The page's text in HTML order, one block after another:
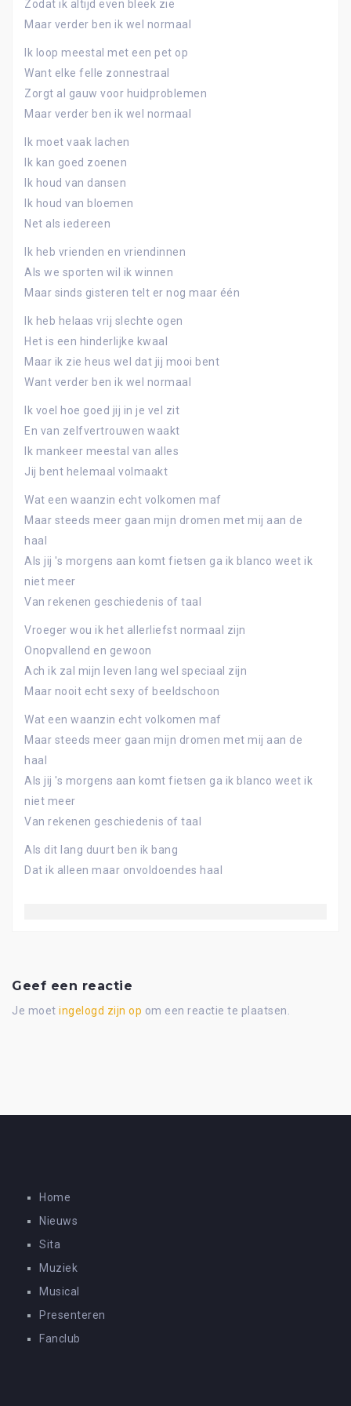
Zodat ik altijd even bleek zie
Maar verder ben ik wel normaal
Ik loop meestal met een pet op
Want elke felle zonnestraal
Zorgt al gauw voor huidproblemen
Maar verder ben ik wel normaal
Ik moet vaak lachen
Ik kan goed zoenen
Ik houd van dansen
Ik houd van bloemen
Net als iedereen
Ik heb vrienden en vriendinnen
Als we sporten wil ik winnen
Maar sinds gisteren telt er nog maar één
Ik heb helaas vrij slechte ogen
Het is een hinderlijke kwaal
Maar ik zie heus wel dat jij mooi bent
Want verder ben ik wel normaal
Ik voel hoe goed jij in je vel zit
En van zelfvertrouwen waakt
Ik mankeer meestal van alles
Jij bent helemaal volmaakt
Wat een waanzin echt volkomen maf
Maar steeds meer gaan mijn dromen met mij aan de
haal
Als jij 's morgens aan komt fietsen ga ik blanco weet ik
niet meer
Van rekenen geschiedenis of taal
Vroeger wou ik het allerliefst normaal zijn
Onopvallend en gewoon
Ach ik zal mijn leven lang wel speciaal zijn
Maar nooit echt sexy of beeldschoon
Wat een waanzin echt volkomen maf
Maar steeds meer gaan mijn dromen met mij aan de
haal
Als jij 's morgens aan komt fietsen ga ik blanco weet ik
niet meer
Van rekenen geschiedenis of taal
Als dit lang duurt ben ik bang
Dat ik alleen maar onvoldoendes haal
Geef een reactie
Je moet ingelogd zijn op om een reactie te plaatsen.
Home
Nieuws
Sita
Muziek
Musical
Presenteren
Fanclub